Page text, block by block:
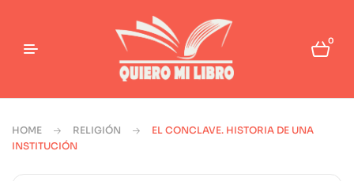
0
HOME RELIGIÓN
EL CONCLAVE. HISTORIA DE UNA
INSTITUCIÓN